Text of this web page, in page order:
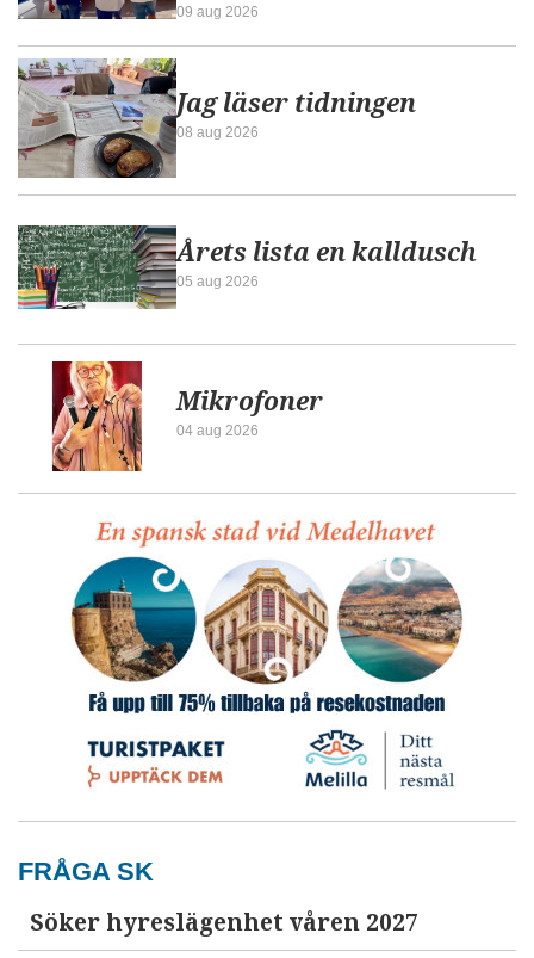
09 aug 2026
Jag läser tidningen
08 aug 2026
Årets lista en kalldusch
05 aug 2026
Mikrofoner
04 aug 2026
FRÅGA SK
Söker hyreslägenhet våren 2027